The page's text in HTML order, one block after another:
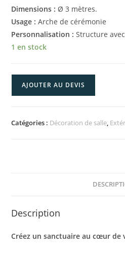
Dimensions : Ø 3 mètres.
Usage : Arche de cérémonie
Personnalisation : Structure
1 en stock
Ronde
AJOUTER AU DEVIS
Catégories : Décoration de salle,
Description
Créez un sanctuaire au cœur de